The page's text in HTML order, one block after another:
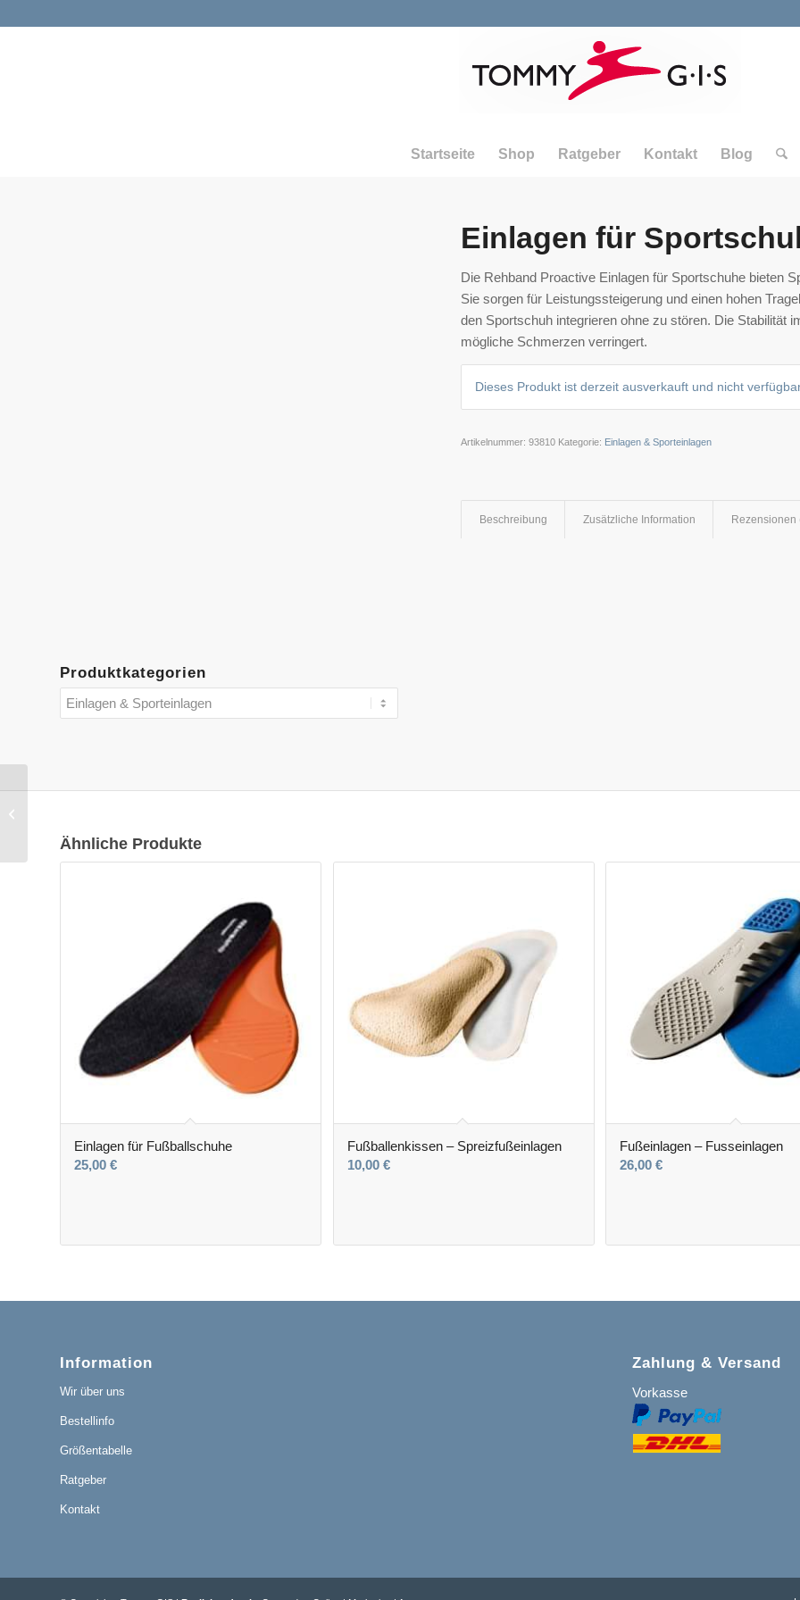
Startseite Shop Ratgeber Kontakt Blog
Produktkategorien
Einlagen für
Die Rehband Proactive Einlagen für Sportschuhe bieten
Sie sorgen für Leistungssteigerung und einen hohen
den Sportschuh integrieren ohne zu stören. Die Stabilität
mögliche Schmerzen verringert.
Dieses Produkt ist derzeit ausverkauft und nicht
Artikelnummer:93810 Kategorie: Einlagen & Sporteinlagen
Beschreibung Zusätzliche Information Rezensionen
Ähnliche Produkte
Einlagen für Fußballschuhe
25,00 €
Fußballenkissen – Spreizfußeinlagen
10,00 €
Fußeinlagen – Fusseinlagen
26,00€
Information
Wir über uns
Bestellinfo
Größentabelle
Ratgeber
Kontakt
Zahlung & Versand
Vorkasse